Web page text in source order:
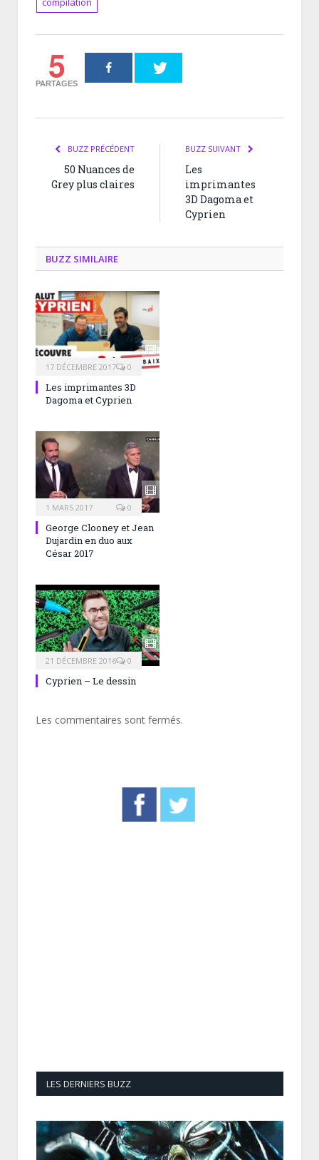
5
PARTAGES
BUZZ PRÉCÉDENT
50 Nuances de
Grey plus claires
BUZZ SUIVANT
Les
imprimantes
3D Dagoma et
Cyprien
BUZZ SIMILAIRE
17 DÉCEMBRE 2017 0
Les imprimantes 3D
Dagoma et Cyprien
1 MARS 2017 0
George Clooney et Jean
Dujardin en duo aux
César 2017
21 DÉCEMBRE 2016 0
Cyprien – Le dessin
Les commentaires sont fermés.
LES DERNIERS BUZZ